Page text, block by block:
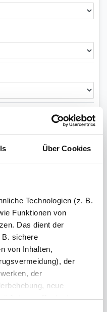
Über Cookies
Technologien (z. B.
Funktionen von
Das dient der
B. sichere
von Inhalten,
der
der
neue
Autoren, Content-
Experten prüfen jede
So können Sie sich